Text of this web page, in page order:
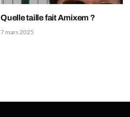
Quelle taille fait Amixem ?
7 mars 2025